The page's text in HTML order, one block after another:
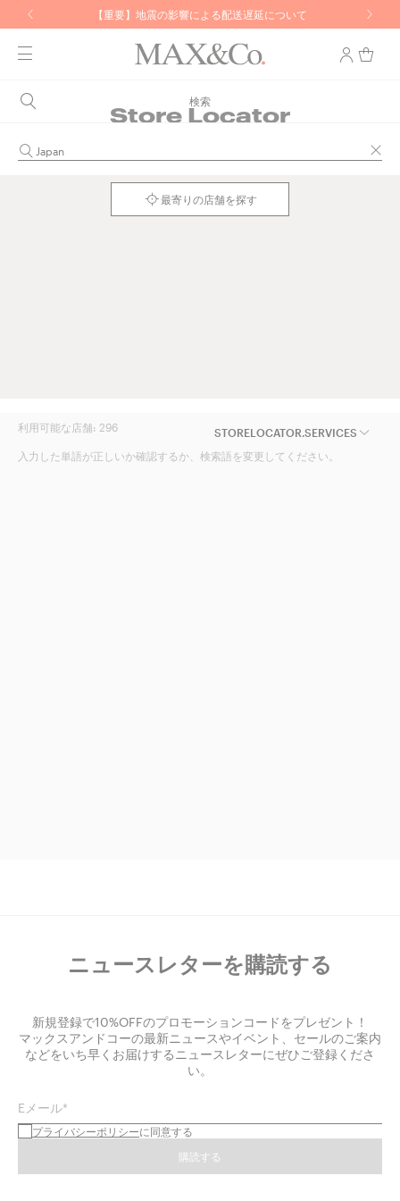
【重要】地震の影響による配送遅延について
検索
Store Locator
最寄りの店舗を探す
STORELOCATOR.SERVICES
利用可能な店舗: 296
入力した単語が正しいか確認するか、検索語を変更してください。
ニュースレターを購読する
新規登録で10%OFFのプロモーションコードをプレゼント！
マックスアンドコーの最新ニュースやイベント、セールのご案内
などをいち早くお届けするニュースレターにぜひご登録くださ
い。
Eメール*
プライバシーポリシーに同意する
購読する